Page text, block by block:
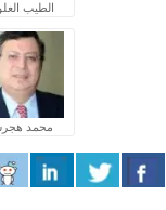
الطيب
محمد